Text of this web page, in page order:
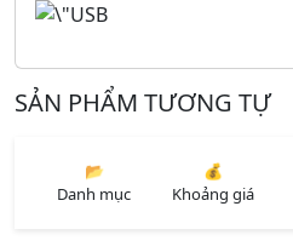
SẢN PHẨM TƯƠNG TỰ
📂
Danh mục
💰
Khoảng giá